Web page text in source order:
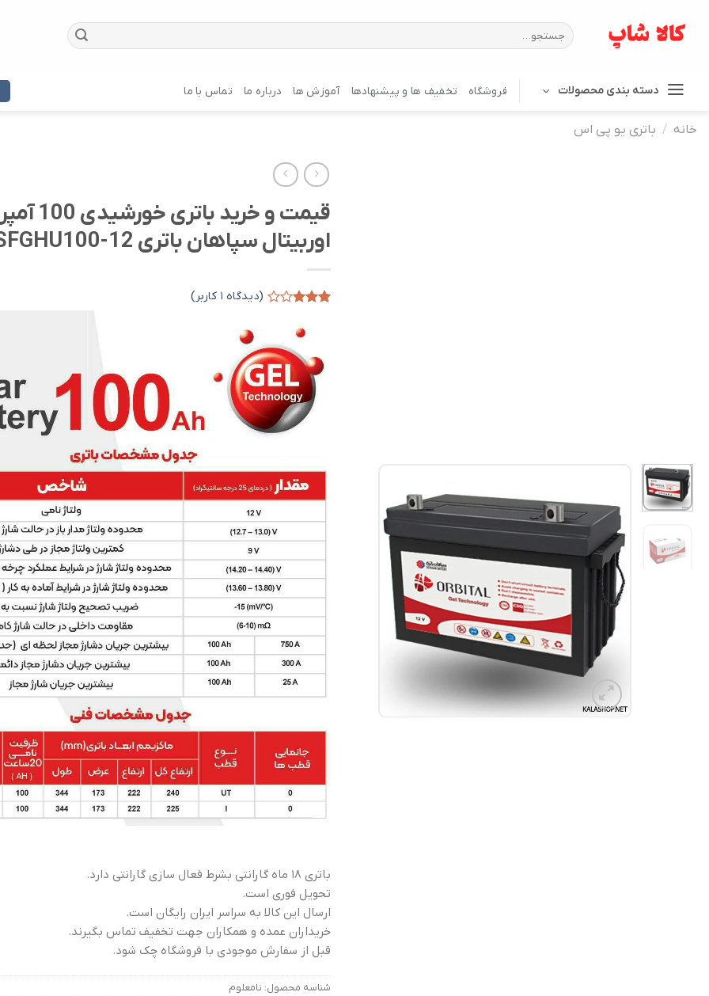
جستجو
برای:
دسته بندی محصولات فروشگاه تخفیف ها و پیشنهادها آموزش ها درباره ما تماس با ما
خانه / باتری یو پی اس
افزودن
علاقه
مندی
ها
قیمت و خرید باتری خورشیدی 100 آمپر
اوربیتال سپاهان باتری SFGHU100-12
۳.۰۰
امتیازدهی
مشتری
(دیدگاه ۱ کاربر)
باتری ۱۸ ماه گارانتی بشرط فعال سازی گارانتی دارد.
تحویل فوری است.
ارسال این کالا به سراسر ایران رایگان است.
خریداران عمده و همکاران جهت تخفیف تماس بگیرند.
قبل از سفارش موجودی با فروشگاه چک شود.
شناسه محصول: نامعلوم